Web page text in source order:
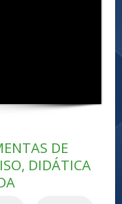
DE
DIDÁTICA